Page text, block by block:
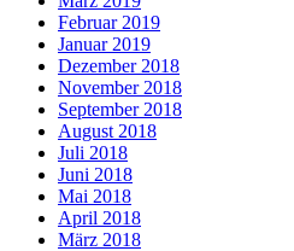
Februar 2019
Januar 2019
Dezember 2018
November 2018
September 2018
August 2018
Juli 2018
Juni 2018
Mai 2018
April 2018
März 2018